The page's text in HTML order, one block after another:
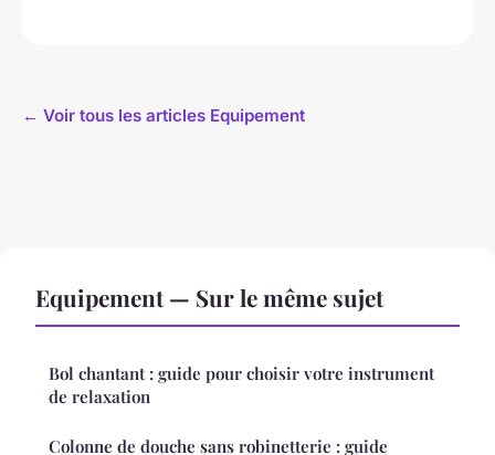
← Voir tous les articles Equipement
Equipement — Sur le même sujet
Bol chantant : guide pour choisir votre instrument
de relaxation
Colonne de douche sans robinetterie : guide